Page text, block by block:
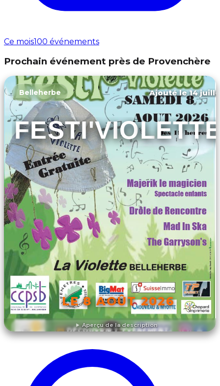
Ce mois100 événements
Prochain événement près de Provenchère
Aperçu de la description
Belleherbe Ajouté le 14
LE 8 AOÛT 2026
DÉCOUVRIR L'ÉVÉNEMENT